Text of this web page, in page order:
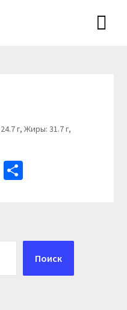
г, Жиры: 31.7 г,
Отправить
Поиск